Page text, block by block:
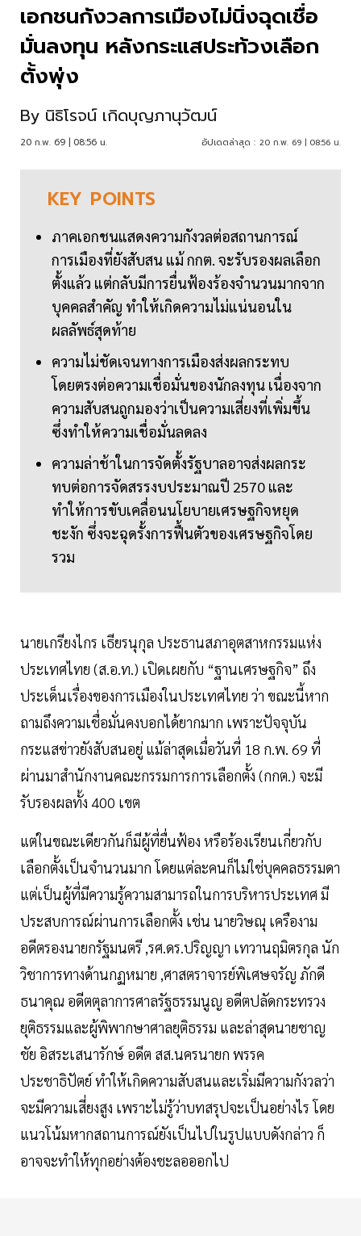
เอกชนกังวลการเมืองไม่นิ่งฉุดเชื่อ
มั่นลงทุน หลังกระแสประท้วงเลือก
ตั้งพุ่ง
By นิธิโรจน์ เกิดบุญภานุวัฒน์
20 ก.พ. 69 | 08:56 น. อัปเดตล่าสุด : 20 ก.พ. 69 | 08:56 น.
KEY POINTS
ภาคเอกชนแสดงความกังวลต่อสถานการณ์
การเมืองที่ยังสับสน แม้ กกต. จะรับรองผลเลือก
ตั้งแล้ว แต่กลับมีการยื่นฟ้องร้องจำนวนมากจาก
บุคคลสำคัญ ทำให้เกิดความไม่แน่นอนใน
ผลลัพธ์สุดท้าย
ความไม่ชัดเจนทางการเมืองส่งผลกระทบ
โดยตรงต่อความเชื่อมั่นของนักลงทุน เนื่องจาก
ความสับสนถูกมองว่าเป็นความเสี่ยงที่เพิ่มขึ้น
ซึ่งทำให้ความเชื่อมั่นลดลง
ความล่าช้าในการจัดตั้งรัฐบาลอาจส่งผลกระ
ทบต่อการจัดสรรงบประมาณปี 2570 และ
ทำให้การขับเคลื่อนนโยบายเศรษฐกิจหยุด
ชะงัก ซึ่งจะฉุดรั้งการฟื้นตัวของเศรษฐกิจโดย
รวม
นายเกรียงไกร เธียรนุกุล ประธานสภาอุตสาหกรรมแห่ง
ประเทศไทย (ส.อ.ท.) เปิดเผยกับ “ฐานเศรษฐกิจ” ถึง
ประเด็นเรื่องของการเมืองในประเทศไทย ว่า ขณะนี้หาก
ถามถึงความเชื่อมั่นคงบอกได้ยากมาก เพราะปัจจุบัน
กระแสข่าวยังสับสนอยู่ แม้ล่าสุดเมื่อวันที่ 18 ก.พ. 69 ที่
ผ่านมาสำนักงานคณะกรรมการการเลือกตั้ง (กกต.) จะมี
รับรองผลทั้ง 400 เขต
แต่ในขณะเดียวกันก็มีผู้ที่ยื่นฟ้อง หรือร้องเรียนเกี่ยวกับ
เลือกตั้งเป็นจำนวนมาก โดยแต่ละคนก็ไม่ใช่บุคคลธรรมดา
แต่เป็นผู้ที่มีความรู้ความสามารถในการบริหารประเทศ มี
ประสบการณ์ผ่านการเลือกตั้ง เช่น นายวิษณุ เครืองาม
อดีตรองนายกรัฐมนตรี ,รศ.ดร.ปริญญา เทวานฤมิตรกุล นัก
วิชาการทางด้านกฏหมาย ,ศาสตราจารย์พิเศษจรัญ ภักดี
ธนาคุณ อดีตตุลาการศาลรัฐธรรมนูญ อดีตปลัดกระทรวง
ยุติธรรมและผู้พิพากษาศาลยุติธรรม และล่าสุดนายชาญ
ชัย อิสระเสนารักษ์ อดีต สส.นครนายก พรรค
ประชาธิปัตย์ ทำให้เกิดความสับสนและเริ่มมีความกังวลว่า
จะมีความเสี่ยงสูง เพราะไม่รู้ว่าบทสรุปจะเป็นอย่างไร โดย
แนวโน้มหากสถานการณ์ยังเป็นไปในรูปแบบดังกล่าว ก็
อาจจะทำให้ทุกอย่างต้องชะลอออกไป